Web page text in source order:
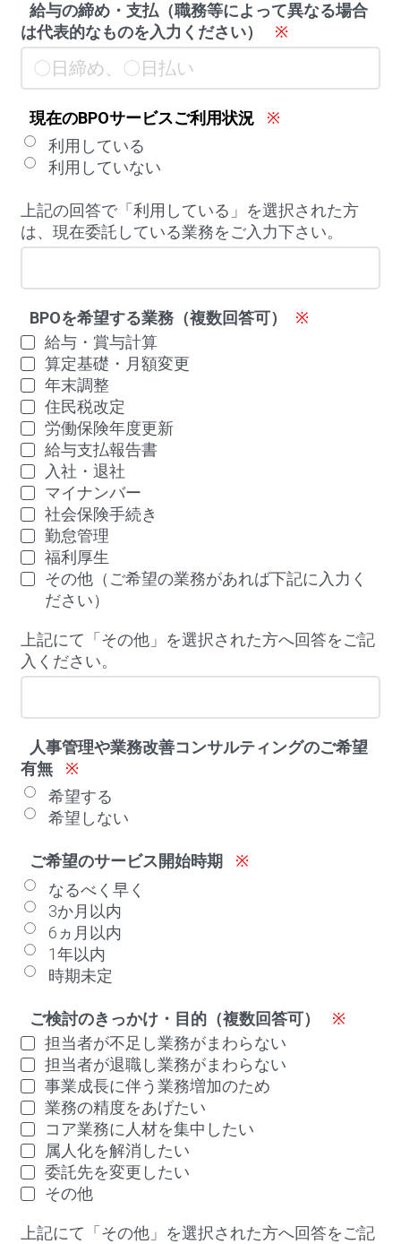
給与の締め・支払（職務等によって異なる場合
は代表的なものを入力ください）
※
現在のBPOサービスご利用状況
※
利用している
利用していない
上記の回答で「利用している」を選択された方
は、現在委託している業務をご入力下さい。
BPOを希望する業務（複数回答可）
※
給与・賞与計算
算定基礎・月額変更
年末調整
住民税改定
労働保険年度更新
給与支払報告書
入社・退社
マイナンバー
社会保険手続き
勤怠管理
福利厚生
その他（ご希望の業務があれば下記に入力く
ださい）
上記にて「その他」を選択された方へ回答をご記
入ください。
人事管理や業務改善コンサルティングのご希望
有無
※
希望する
希望しない
ご希望のサービス開始時期
※
なるべく早く
3か月以内
6ヵ月以内
1年以内
時期未定
ご検討のきっかけ・目的（複数回答可）
※
担当者が不足し業務がまわらない
担当者が退職し業務がまわらない
事業成長に伴う業務増加のため
業務の精度をあげたい
コア業務に人材を集中したい
属人化を解消したい
委託先を変更したい
その他
上記にて「その他」を選択された方へ回答をご記